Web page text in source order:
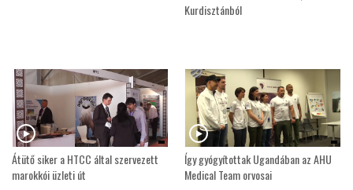
Kurdisztánból
Átütő siker a HTCC által szervezett
marokkói üzleti út
Így gyógyítottak Ugandában az AHU
Medical Team orvosai